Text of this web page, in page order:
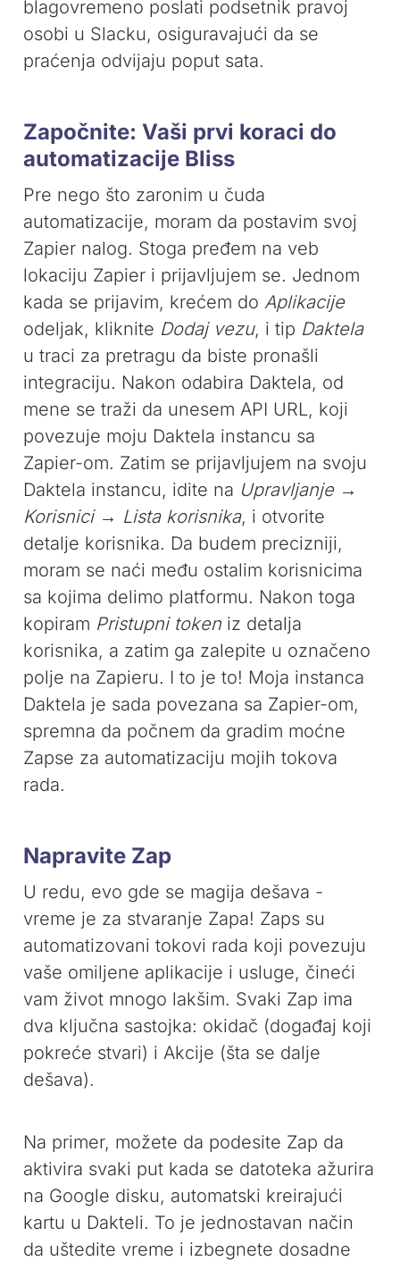
blagovremeno poslati podsetnik pravoj
osobi u Slacku, osiguravajući da se
praćenja odvijaju poput sata.
Započnite: Vaši prvi koraci do
automatizacije Bliss
Pre nego što zaronim u čuda
automatizacije, moram da postavim svoj
Zapier nalog. Stoga pređem na veb
lokaciju Zapier i prijavljujem se. Jednom
kada se prijavim, krećem doAplikacije
odeljak, kliknite Dodaj vezu, i tip Daktela
u traci za pretragu da biste pronašli
integraciju. Nakon odabira Daktela, od
mene se traži da unesem API URL, koji
povezuje moju Daktela instancu sa
Zapier-om. Zatim se prijavljujem na svoju
Daktela instancu, idite na Upravljanje →
Korisnici → Lista korisnika, i otvorite
detalje korisnika. Da budem precizniji,
moram se naći među ostalim korisnicima
sa kojima delimo platformu. Nakon toga
kopiram Pristupni token iz detalja
korisnika, a zatim ga zalepite u označeno
polje na Zapieru. I to je to! Moja instanca
Daktela je sada povezana sa Zapier-om,
spremna da počnem da gradim moćne
Zapse za automatizaciju mojih tokova
rada.
Napravite Zap
U redu, evo gde se magija dešava -
vreme je za stvaranje Zapa! Zaps su
automatizovani tokovi rada koji povezuju
vaše omiljene aplikacije i usluge, čineći
vam život mnogo lakšim. Svaki Zap ima
dva ključna sastojka: okidač (događaj koji
pokreće stvari) i Akcije (šta se dalje
dešava).
Na primer, možete da podesite Zap da
aktivira svaki put kada se datoteka ažurira
na Google disku, automatski kreirajući
kartu u Dakteli. To je jednostavan način
da uštedite vreme i izbegnete dosadne